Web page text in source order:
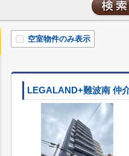
空室物件のみ表示
LEGALAND+難波南 仲